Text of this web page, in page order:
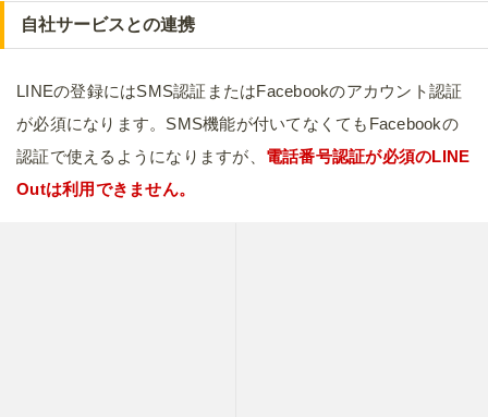
自社サービスとの連携
LINEの登録にはSMS認証またはFacebookのアカウント認証
が必須になります。SMS機能が付いてなくてもFacebookの
認証で使えるようになりますが、 電話番号認証が必須のLINE
Outは利用できません。